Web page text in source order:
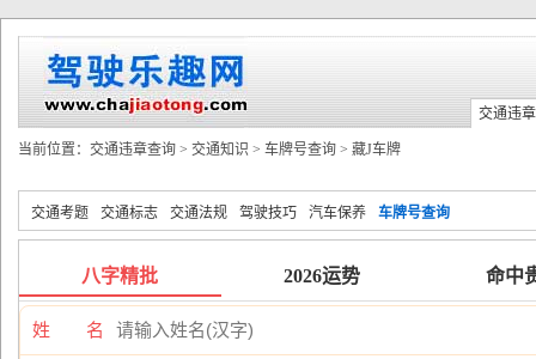
交通违
当前位置： 交通违章查询 > 交通知识 > 车牌号查询 > 藏J车牌
交通考题 交通标志 交通法规 驾驶技巧 汽车保养 车牌号查询
八字精批 2026运势 命中
姓 名